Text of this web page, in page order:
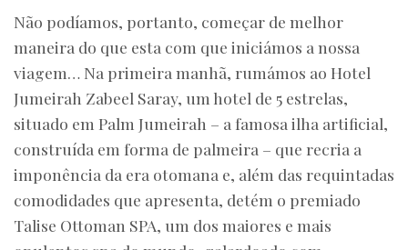
Não podíamos, portanto, começar de melhor
maneira do que esta com que iniciámos a nossa
viagem… Na primeira manhã, rumámos ao Hotel
Jumeirah Zabeel Saray, um hotel de 5 estrelas,
situado em Palm Jumeirah – a famosa ilha artificial,
construída em forma de palmeira – que recria a
imponência da era otomana e, além das requintadas
comodidades que apresenta, detém o premiado
Talise Ottoman SPA, um dos maiores e mais